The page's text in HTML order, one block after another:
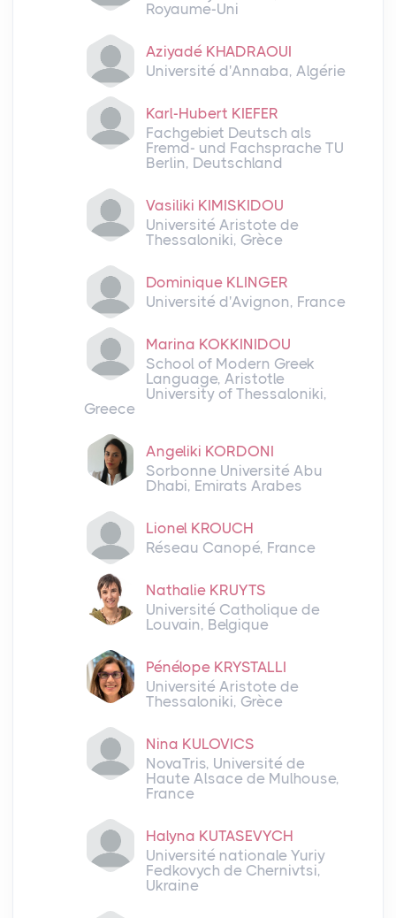
Royaume-Uni
Aziyadé KHADRAOUI
Université d'Annaba, Algérie
Karl-Hubert KIEFER
Fachgebiet Deutsch als
Fremd- und Fachsprache TU
Berlin, Deutschland
Vasiliki KIMISKIDOU
Université Aristote de
Thessaloniki, Grèce
Dominique KLINGER
Université d'Avignon, France
Marina KOKKINIDOU
School of Modern Greek
Language, Aristotle
University of Thessaloniki,
Greece
Angeliki KORDONI
Sorbonne Université Abu
Dhabi, Emirats Arabes
Lionel KROUCH
Réseau Canopé, France
Nathalie KRUYTS
Université Catholique de
Louvain, Belgique
Pénélope KRYSTALLI
Université Aristote de
Thessaloniki, Grèce
Nina KULOVICS
NovaTris, Université de
Haute Alsace de Mulhouse,
France
Halyna KUTASEVYCH
Université nationale Yuriy
Fedkovych de Chernivtsi,
Ukraine